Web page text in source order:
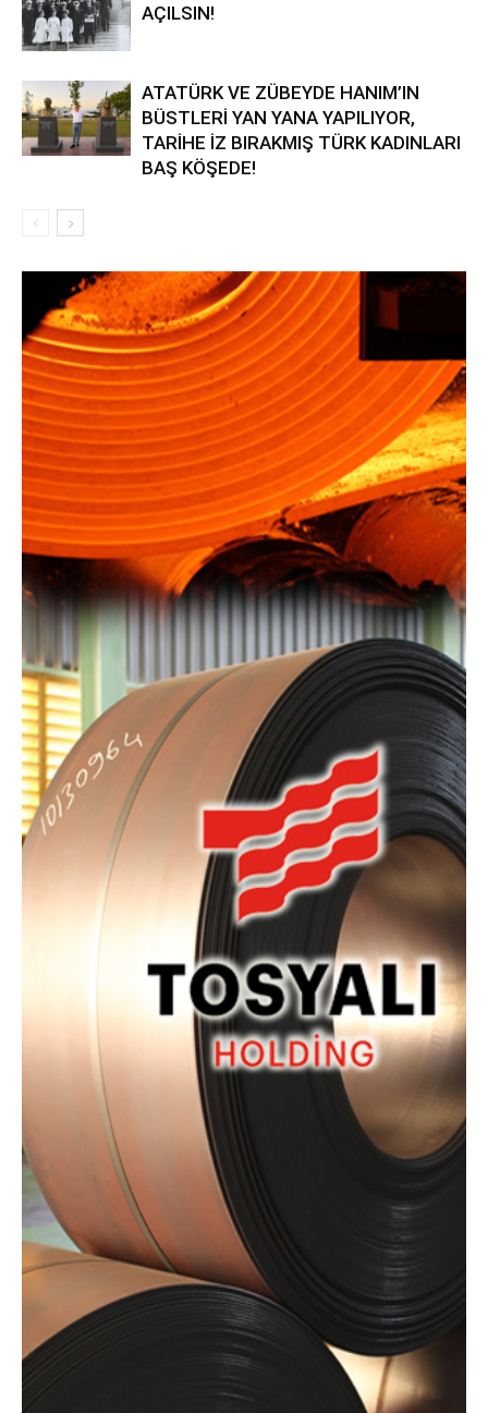
AÇILSIN!
ATATÜRK VE ZÜBEYDE HANIM’IN
BÜSTLERİ YAN YANA YAPILIYOR,
TARİHE İZ BIRAKMIŞ TÜRK KADINLARI
BAŞ KÖŞEDE!